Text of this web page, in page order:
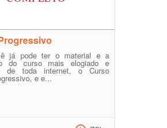
já pode ter o material e a
do curso mais elogiado e
de toda internet, o Curso
e e...